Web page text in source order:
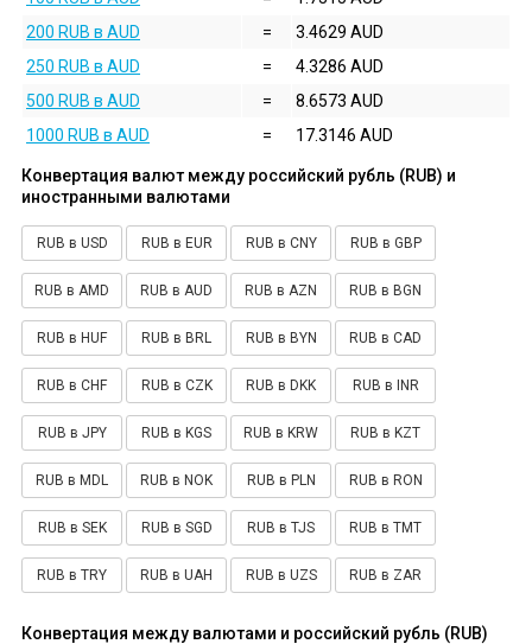
200 RUB в AUD
=
3.4629 AUD
250 RUB в AUD
=
4.3286 AUD
500 RUB в AUD
=
8.6573 AUD
1000 RUB в AUD
= 17.3146 AUD
Конвертация валют между российский рубль (RUB) и
иностранными валютами
RUB в USD RUB в EUR RUB в CNY RUB в GBP
RUB в AMD RUB в AUD RUB в AZN RUB в BGN
RUB в HUF RUB в BRL RUB в BYN RUB в CAD
RUB в CHF RUB в CZK RUB в DKK RUB в INR
RUB в JPY RUB в KGS RUB в KRW RUB в KZT
RUB в MDL RUB в NOK RUB в PLN RUB в RON
RUB в SEK RUB в SGD RUB в TJS RUB в TMT
RUB в TRY RUB в UAH RUB в UZS RUB в ZAR
Конвертация между валютами и российский рубль (RUB)